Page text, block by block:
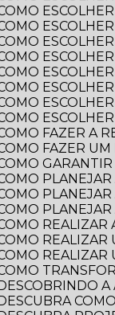
COMO
COMO
COMO
COMO
COMO
COMO
COMO
COMO
COMO FAZER A
COMO FAZER
COMO
COMO
COMO
COMO
COMO
COMO
COMO
COMO
DESCOBRINDO
DESCUBRA